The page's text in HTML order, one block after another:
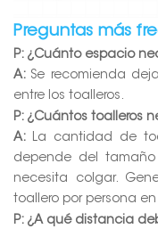
Preguntas más
P: ¿Cuánto espacio
A: Se recomienda
entre los toalleros.
P: ¿Cuántos toalleros
A: La cantidad de
depende del
necesita colgar.
toallero por persona
P: ¿A qué distancia